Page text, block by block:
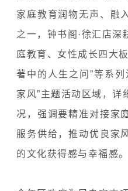
家庭教育润物无声、融
之一，钟书阁·徐汇店深
庭教育、女性成长四大
著中的人生之问”等系
家风”主题活动区域，详
况，强调要精准对接家
服务供给，推动优良家
的文化获得感与幸福感。